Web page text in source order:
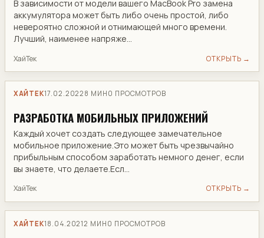
В зависимости от модели вашего MacBook Pro замена
аккумулятора может быть либо очень простой, либо
невероятно сложной и отнимающей много времени.
Лучший, наименее напряже...
ХайТек ОТКРЫТЬ →
ХАЙТЕК17.02.2022 8 МИН 0 ПРОСМОТРОВ
РАЗРАБОТКА МОБИЛЬНЫХ ПРИЛОЖЕНИЙ
Каждый хочет создать следующее замечательное
мобильное приложение.Это может быть чрезвычайно
прибыльным способом заработать немного денег, если
вы знаете, что делаете.Есл...
ХайТек ОТКРЫТЬ →
ХАЙТЕК18.04.20212 МИН 0 ПРОСМОТРОВ